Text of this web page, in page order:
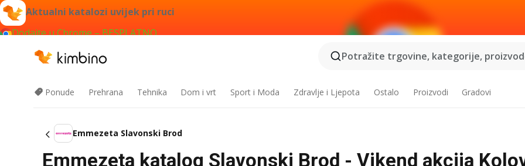
Aktualni katalozi uvijek pri ruci
Dodajte u Chrome – BESPLATNO
Potražite trgovine, kategorije,
Ponude Prehrana Tehnika Dom i vrt Sport i Moda Zdravlje i Ljepota Ostalo Proizvodi Gradovi
Emmezeta Slavonski Brod
Emmezeta katalog Slavonski Brod - Vikend akcija